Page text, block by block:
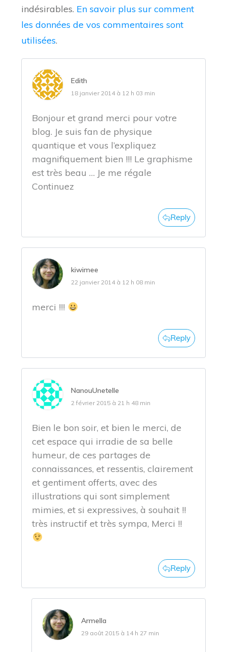
indésirables. En savoir plus sur comment
les données de vos commentaires sont
utilisées.
Edith
18 janvier 2014 à 12 h 03 min
Bonjour et grand merci pour votre
blog. Je suis fan de physique
quantique et vous l’expliquez
magnifiquement bien !!! Le graphisme
est très beau … Je me régale
Continuez
Reply
kiwimee
22 janvier 2014 à 12 h 08 min
merci !!!
Reply
NanouUnetelle
2 février 2015 à 21 h 48 min
Bien le bon soir, et bien le merci, de
cet espace qui irradie de sa belle
humeur, de ces partages de
connaissances, et ressentis, clairement
et gentiment offerts, avec des
illustrations qui sont simplement
mimies, et si expressives, à souhait !!
très instructif et très sympa, Merci !!
Reply
Armella
29 août 2015 à 14 h 27 min